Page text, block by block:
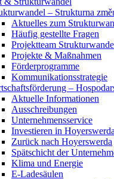
– Strukturna
Aktuelles zum
Häufig gestellte Fragen
Projektteam
Projekte & Maßnahmen
Förderprogramme
Kommunikationsstrategie
–
Aktuelle Informationen
Ausschreibungen
Unternehmensservice
Investieren in
Zurück nach Hoyerswerda
Spätschicht der
Klima und Energie
E-Ladesäulen